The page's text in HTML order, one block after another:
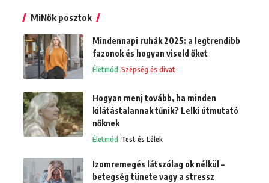
MiNők posztok
Mindennapi ruhák 2025: a legtrendibb
fazonok és hogyan viseld őket
Életmód Szépség és divat
Hogyan menj tovább, ha minden
kilátástalannak tűnik? Lelki útmutató
nőknek
Életmód Test és Lélek
Izomremegés látszólag ok nélkül –
betegség tünete vagy a stressz